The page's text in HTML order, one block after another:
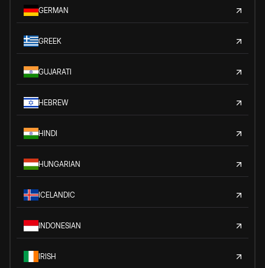
GERMAN
GREEK
GUJARATI
HEBREW
HINDI
HUNGARIAN
ICELANDIC
INDONESIAN
IRISH